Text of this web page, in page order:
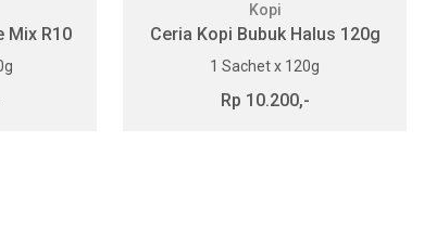
Mix R10
Kopi
Ceria Kopi Bubuk Halus 120g
1 Sachet x 120g
Rp 10.200,-